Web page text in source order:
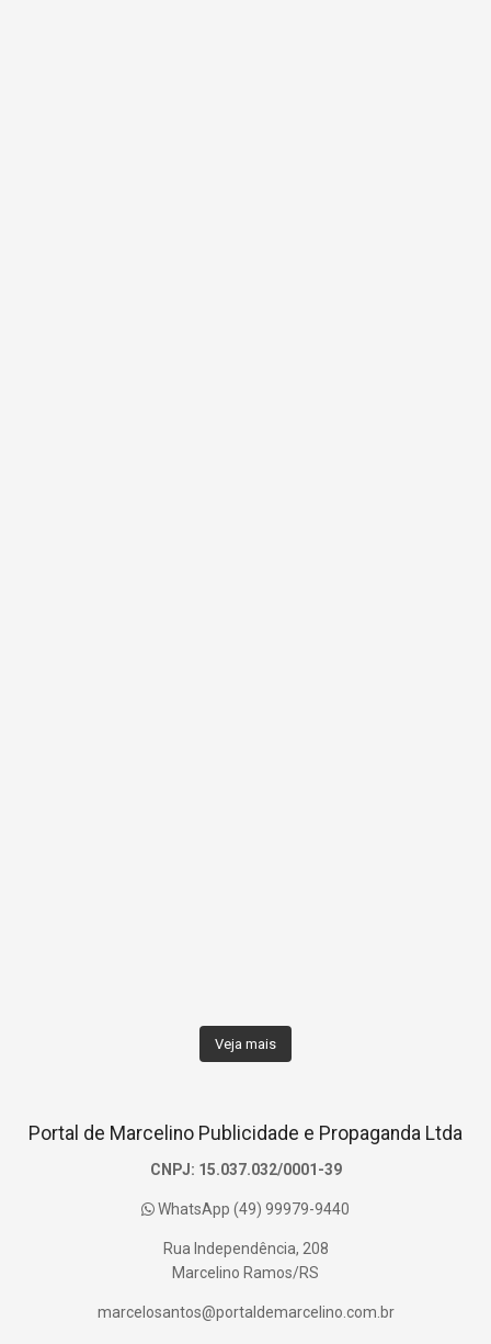
Veja mais
Portal de Marcelino Publicidade e Propaganda Ltda
CNPJ: 15.037.032/0001-39
WhatsApp (49) 99979-9440
Rua Independência, 208
Marcelino Ramos/RS
marcelosantos@portaldemarcelino.com.br